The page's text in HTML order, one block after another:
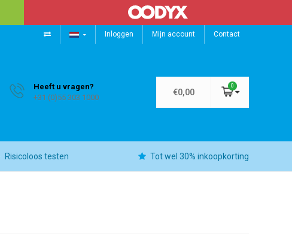
Inloggen Mijn account Contact
Heeft u vragen?
+31 (0)55 303 1000
€0,00
0
Risicoloos testen Tot wel 30% inkoopkorting